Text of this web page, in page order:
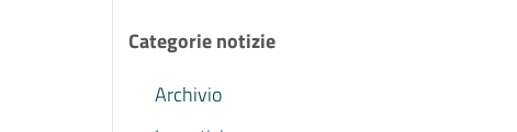
Categorie notizie
Archivio